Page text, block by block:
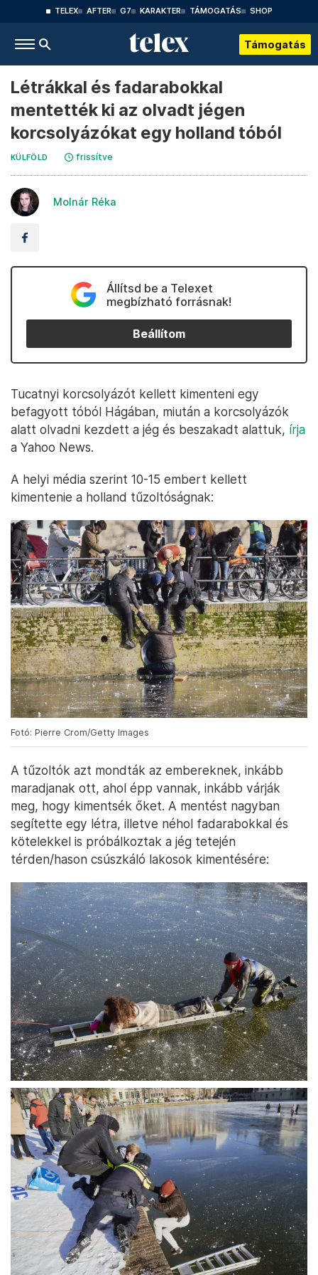
TELEX AFTER G7 KARAKTER TÁMOGATÁS SHOP
Támogatás
Létrákkal és fadarabokkal
mentették ki az olvadt jégen
korcsolyázókat egy holland tóból
KÜLFÖLD frissítve
Molnár Réka
Állítsd be a Telexet
megbízható forrásnak!
Beállítom
Tucatnyi korcsolyázót kellett kimenteni egy
befagyott tóból Hágában, miután a korcsolyázók
alatt olvadni kezdett a jég és beszakadt alattuk, írja
a Yahoo News.
A helyi média szerint 10-15 embert kellett
kimentenie a holland tűzoltóságnak:
Fotó: Pierre Crom/Getty Images
A tűzoltók azt mondták az embereknek, inkább
maradjanak ott, ahol épp vannak, inkább várják
meg, hogy kimentsék őket. A mentést nagyban
segítette egy létra, illetve néhol fadarabokkal és
kötelekkel is próbálkoztak a jég tetején
térden/hason csúszkáló lakosok kimentésére: